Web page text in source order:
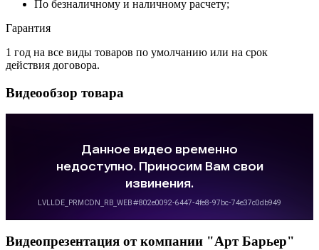
По безналичному и наличному расчету;
Гарантия
1 год на все виды товаров по умолчанию или на срок
действия договора.
Видеообзор товара
Видеопрезентация от компании "Арт Барьер"